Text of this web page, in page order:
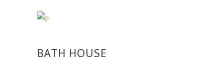
BATH HOUSE